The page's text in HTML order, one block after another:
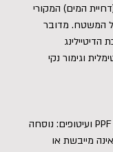
המים) המקורי
המשטח. מדובר
הדיטיילינג
וגימור נקי
הגנה מוגברת על PPF ועיטופים: נוסחה
מייבשת או